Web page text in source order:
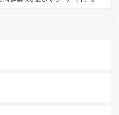
の風情を楽しめる外せないスポット